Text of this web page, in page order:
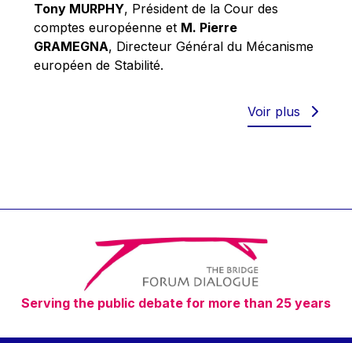
Richard Pelly
Robert Goebbels
Robert REYNDERS
Timothy Radcliffe
Vaclav Klaus
Vassilios Skouris
Vítor Manuel da Silva Caldeira
Viviane Reding
Walter Hagg
Tony MURPHY, Président de la Cour des
comptes européenne et M. Pierre
GRAMEGNA, Directeur Général du Mécanisme
européen de Stabilité.
Voir plus
Serving the public debate for more than 25 years